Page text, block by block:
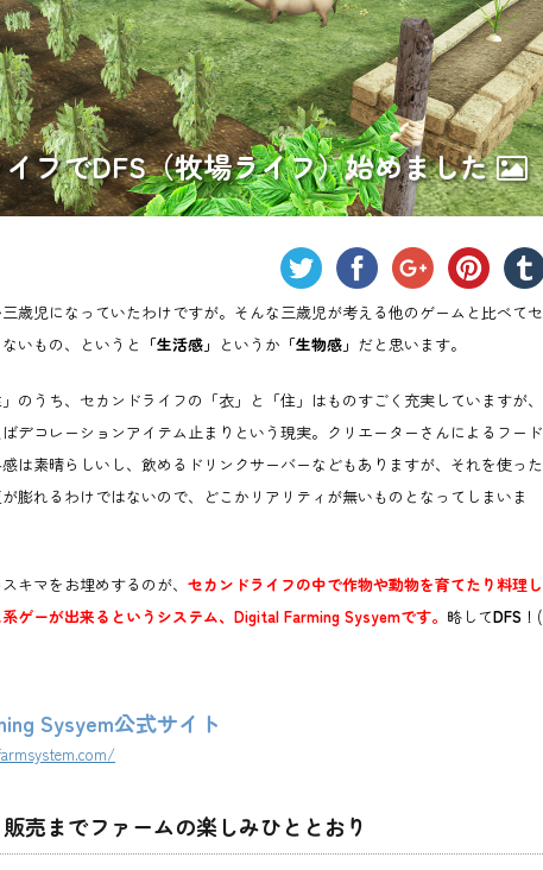
フでDFS（牧場ライフ）始めました
歳児になっていたわけですが。そんな三歳児が考える他のゲームと比べてセ
いもの、というと 「生活感」 というか 「生物感」 だと思います。
のうち、セカンドライフの「衣」と「住」はものすごく充実していますが、
ばデコレーションアイテム止まりという現実。クリエーターさんによるフード
は素晴らしいし、飲めるドリンクサーバーなどもありますが、それを使った
膨れるわけではないので、どこかリアリティが無いものとなってしまいま
キマをお埋めするのが、 セカンドライフの中で作物や動物を育てたり料理し
ゲーが出来るというシステム、Digital Farming Sysyemです。 略してDFS ！(
Sysyem公式サイト
売までファームの楽しみひととおり